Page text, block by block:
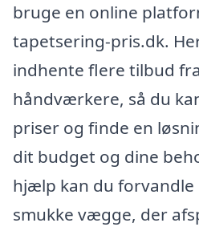
bruge en online
tapetsering-pris.dk.
indhente flere tilbud
håndværkere, så du
priser og finde en
dit budget og dine
hjælp kan du forvandle
smukke vægge, der